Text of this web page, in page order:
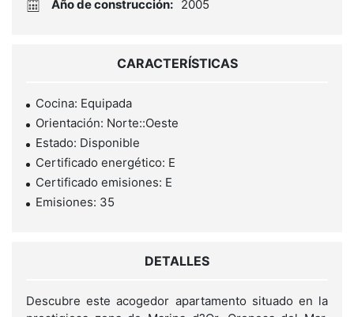
Año de construcción: 2005
CARACTERÍSTICAS
Cocina: Equipada
Orientación: Norte::Oeste
Estado: Disponible
Certificado energético: E
Certificado emisiones: E
Emisiones: 35
DETALLES
Descubre este acogedor apartamento situado en la